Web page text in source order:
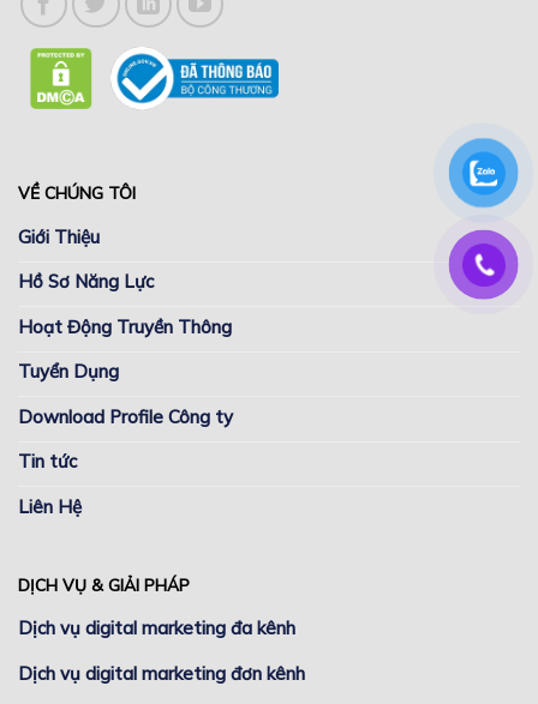
VỀ CHÚNG TÔI
Giới Thiệu
Hồ Sơ Năng Lực
Hoạt Động Truyền Thông
Tuyển Dụng
Download Profile Công ty
Tin tức
Liên Hệ
DỊCH VỤ & GIẢI PHÁP
Dịch vụ digital marketing đa kênh
Dịch vụ digital marketing đơn kênh